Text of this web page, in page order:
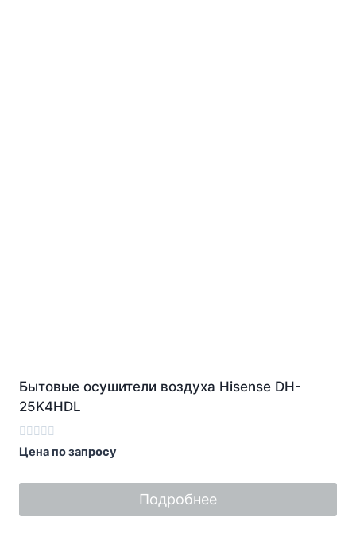
Бытовые осушители воздуха Hisense DH-
25K4HDL
Оценка
0
5
Цена по запросу
Подробнее